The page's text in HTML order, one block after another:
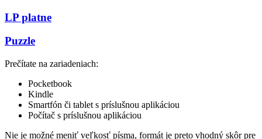
LP platne
Puzzle
Prečítate na zariadeniach:
Pocketbook
Kindle
Smartfón či tablet s príslušnou aplikáciou
Počítač s príslušnou aplikáciou
Nie je možné meniť veľkosť písma, formát je preto vhodný skôr pre